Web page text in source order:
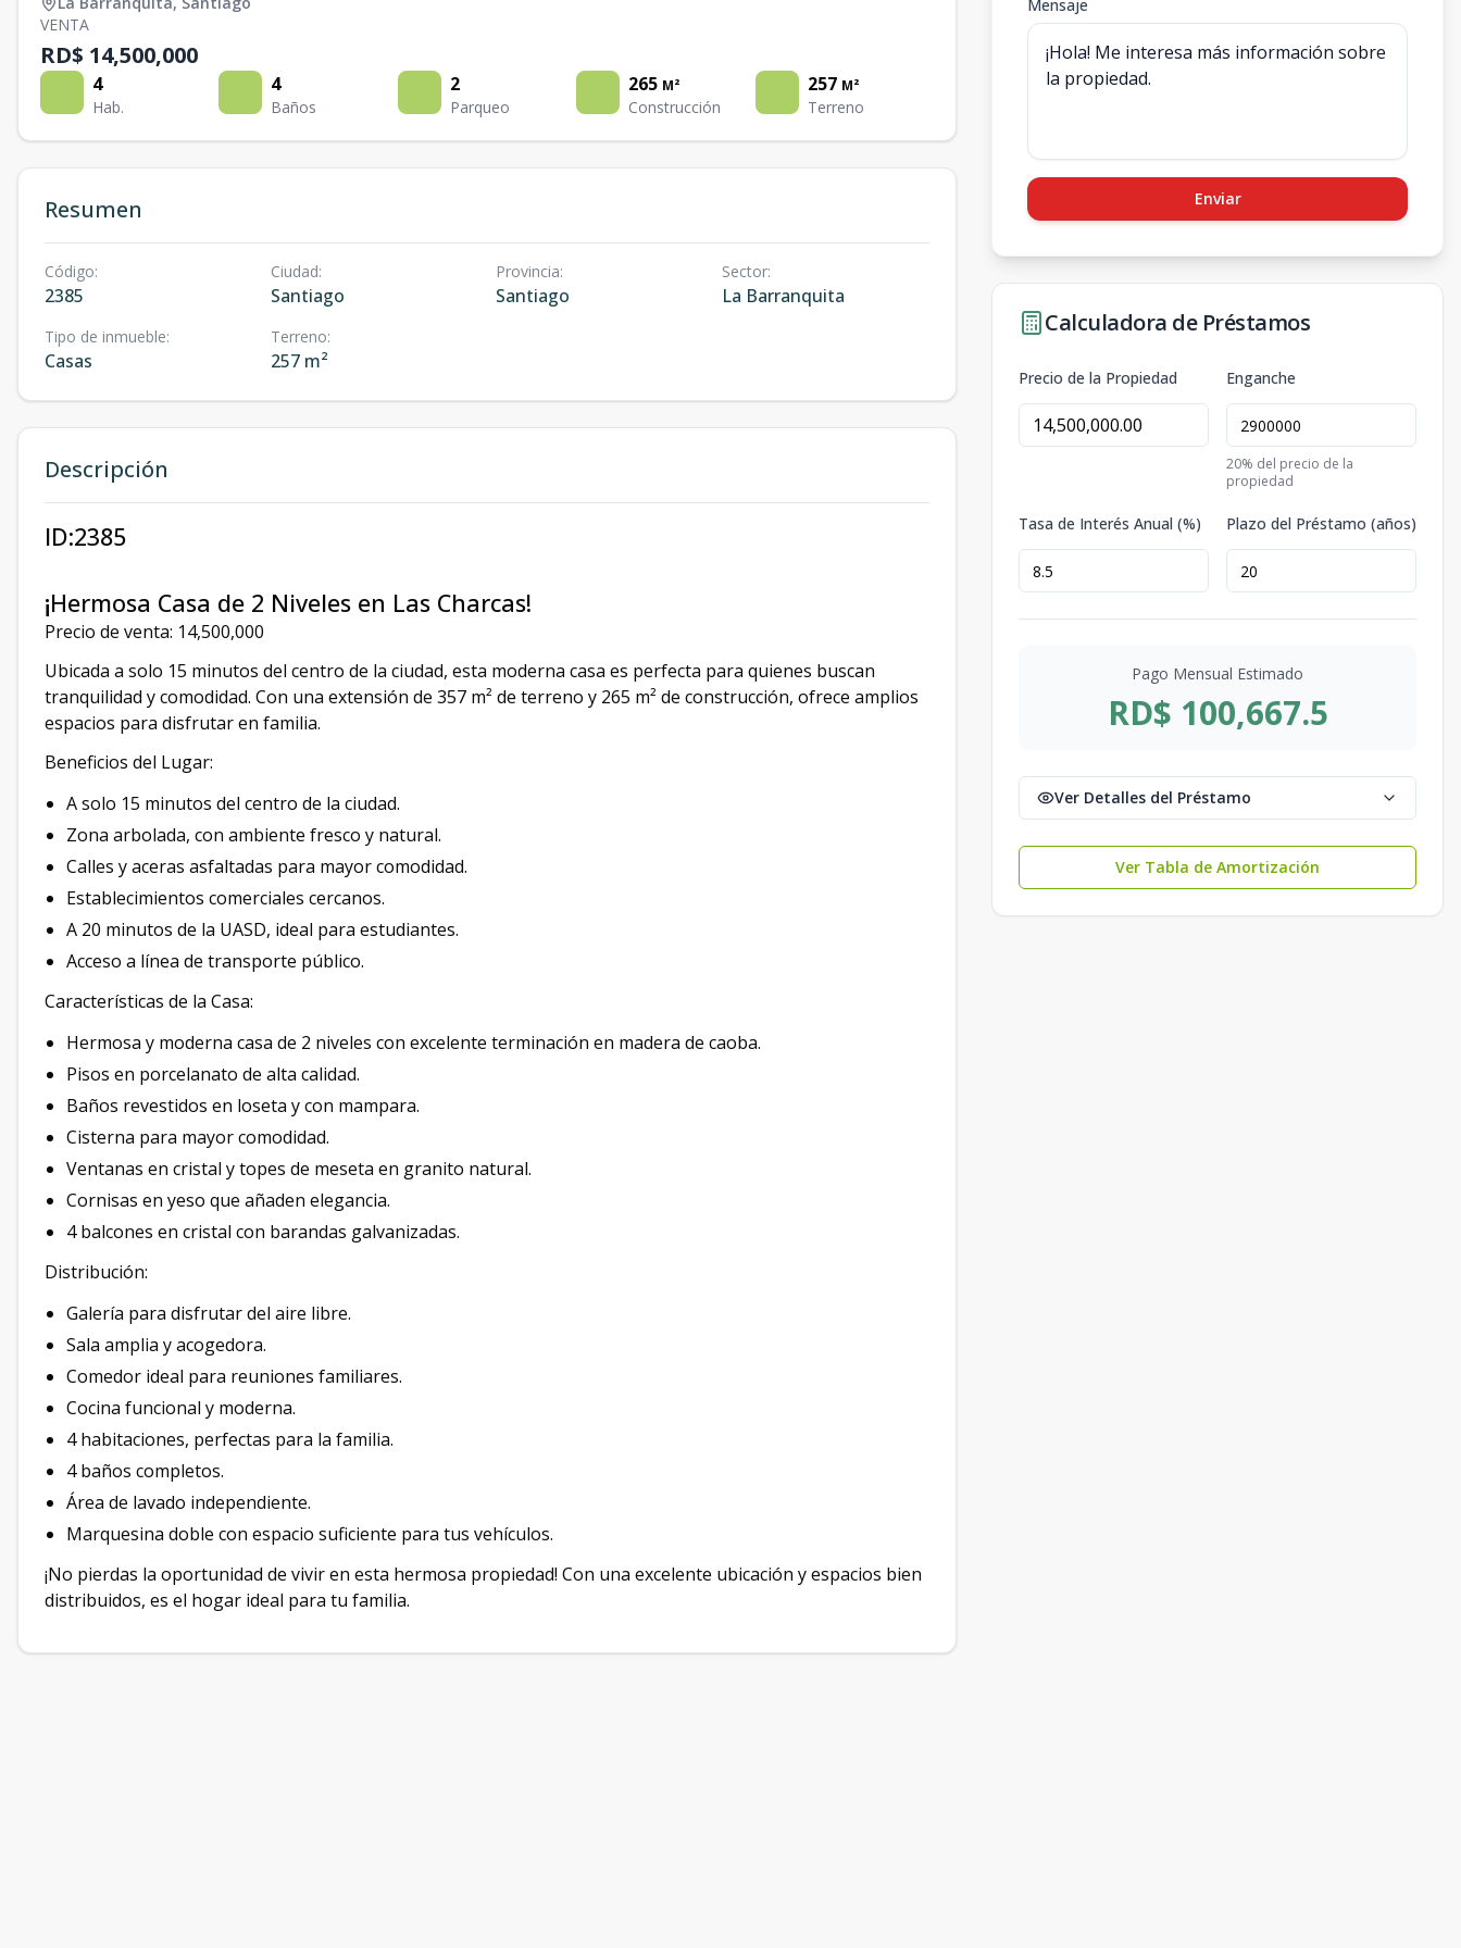
VENTA
RD$ 14,500,000
4
Hab.
4
Baños
2
Parqueo
265 M²
Construcción
257 M²
Terreno
Resumen
Código:
2385
Ciudad:
Santiago
Provincia:
Santiago
Sector:
La Barranquita
Tipo de inmueble:
Casas
Terreno:
257 m²
Descripción
ID:2385
¡Hermosa Casa de 2 Niveles en Las Charcas!
Precio de venta: 14,500,000
Ubicada a solo 15 minutos del centro de la ciudad, esta moderna casa es perfecta para quienes buscan
tranquilidad y comodidad. Con una extensión de 357 m² de terreno y 265 m² de construcción, ofrece amplios
espacios para disfrutar en familia.
Beneficios del Lugar:
A solo 15 minutos del centro de la ciudad.
Zona arbolada, con ambiente fresco y natural.
Calles y aceras asfaltadas para mayor comodidad.
Establecimientos comerciales cercanos.
A 20 minutos de la UASD, ideal para estudiantes.
Acceso a línea de transporte público.
Características de la Casa:
Hermosa y moderna casa de 2 niveles con excelente terminación en madera de caoba.
Pisos en porcelanato de alta calidad.
Baños revestidos en loseta y con mampara.
Cisterna para mayor comodidad.
Ventanas en cristal y topes de meseta en granito natural.
Cornisas en yeso que añaden elegancia.
4 balcones en cristal con barandas galvanizadas.
Distribución:
Galería para disfrutar del aire libre.
Sala amplia y acogedora.
Comedor ideal para reuniones familiares.
Cocina funcional y moderna.
4 habitaciones, perfectas para la familia.
4 baños completos.
Área de lavado independiente.
Marquesina doble con espacio suficiente para tus vehículos.
¡No pierdas la oportunidad de vivir en esta hermosa propiedad! Con una excelente ubicación y espacios bien
distribuidos, es el hogar ideal para tu familia.
Mensaje
Enviar
Calculadora de Préstamos
Precio de la Propiedad Enganche
20% del precio de la
propiedad
Tasa de Interés Anual (%) Plazo del Préstamo (años)
Pago Mensual Estimado
RD$ 100,667.5
Ver Detalles del Préstamo
Ver Tabla de Amortización